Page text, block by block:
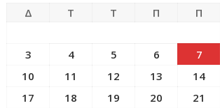
Δ Τ Τ Π Π
3
4 5 6 7
10
11 12 13 14
17
18 19 20 21